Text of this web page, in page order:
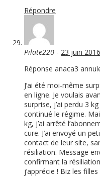
Répondre
Pilate220 - 23 juin
Réponse anaca3
J’ai été moi-même
en ligne. Je voulais
surprise, j’ai perdu 3
continué le régime.
kg, j’ai arrêté
cure. J’ai envoyé un
contact de leur site,
résiliation. Message
confirmant la
j’apprécie ! Biz les filles